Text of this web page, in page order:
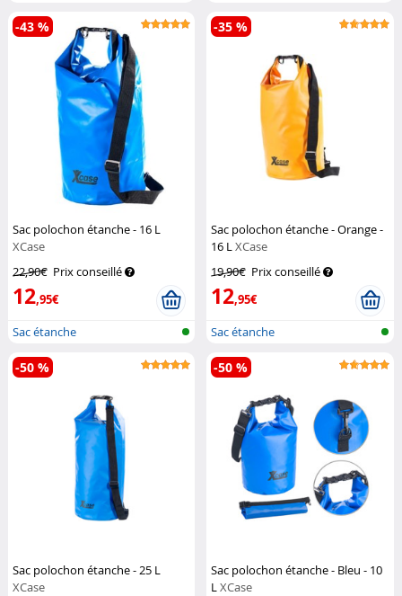
Sac polochon étanche - 16 L
XCase
22,90€ Prix conseillé
12,95€
-43 %
Sac étanche
Sac polochon étanche - Orange -
16 LXCase
19,90€ Prix conseillé
12,95€
-35 %
Sac étanche
Sac polochon étanche - 25 L
XCase
-50 %
Sac polochon étanche - Bleu - 10
LXCase
-50 %